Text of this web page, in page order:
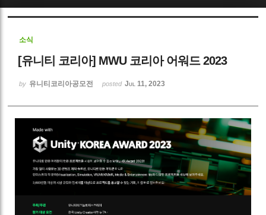
소식
[유니티 코리아] MWU 코리아 어워드 2023
by 유니티코리아공모전 posted Jul 11, 2023
Sketchbook5, 스케치북5
Sketchbook5, 스케치북5